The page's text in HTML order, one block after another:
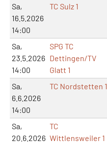
Sa,
16.5.2026
14:00
TC Sulz 1
Sa,
23.5.2026
14:00
SPG TC
Dettingen/TV
Glatt 1
Sa,
6.6.2026
14:00
TC Nordstetten 1
Sa,
20.6.2026
TC
Wittlensweiler 1